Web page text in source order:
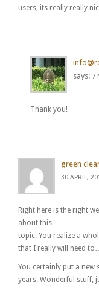
users, its really really
says: 7
Thank you!
green
30 APRIL,
Right here is the right
about this
topic. You realize a
that I really will need
You certainly put a
years. Wonderful stuff,